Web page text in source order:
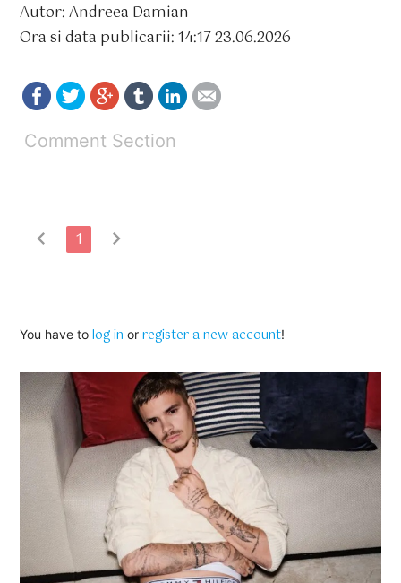
Autor: Andreea Damian
Ora si data publicarii: 14:17 23.06.2026
Comment Section
chevron_left 1 chevron_right
You have tolog in orregister a new account!